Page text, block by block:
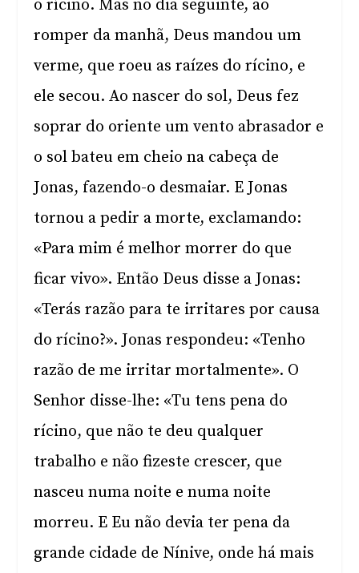
o rícino. Mas no dia seguinte, ao
romper da manhã, Deus mandou um
verme, que roeu as raízes do rícino, e
ele secou. Ao nascer do sol, Deus fez
soprar do oriente um vento abrasador e
o sol bateu em cheio na cabeça de
Jonas, fazendo-o desmaiar. E Jonas
tornou a pedir a morte, exclamando:
«Para mim é melhor morrer do que
ficar vivo». Então Deus disse a Jonas:
«Terás razão para te irritares por causa
do rícino?». Jonas respondeu: «Tenho
razão de me irritar mortalmente». O
Senhor disse-lhe: «Tu tens pena do
rícino, que não te deu qualquer
trabalho e não fizeste crescer, que
nasceu numa noite e numa noite
morreu. E Eu não devia ter pena da
grande cidade de Nínive, onde há mais